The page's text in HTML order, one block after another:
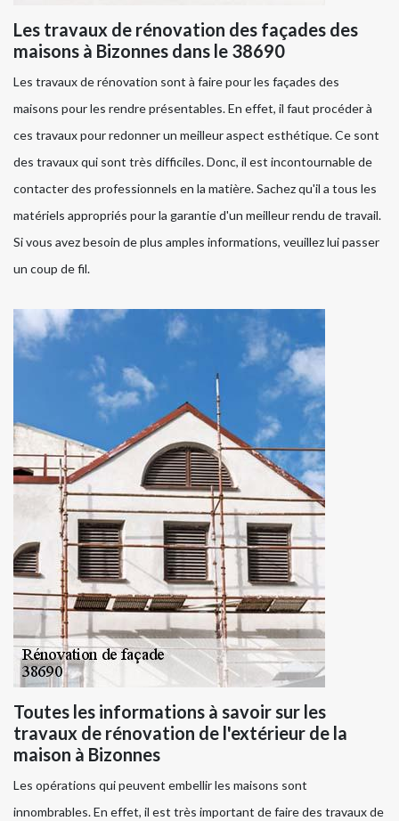
Les travaux de rénovation des façades des
maisons à Bizonnes dans le 38690
Les travaux de rénovation sont à faire pour les façades des
maisons pour les rendre présentables. En effet, il faut procéder à
ces travaux pour redonner un meilleur aspect esthétique. Ce sont
des travaux qui sont très difficiles. Donc, il est incontournable de
contacter des professionnels en la matière. Sachez qu'il a tous les
matériels appropriés pour la garantie d'un meilleur rendu de travail.
Si vous avez besoin de plus amples informations, veuillez lui passer
un coup de fil.
Toutes les informations à savoir sur les
travaux de rénovation de l'extérieur de la
maison à Bizonnes
Les opérations qui peuvent embellir les maisons sont
innombrables. En effet, il est très important de faire des travaux de